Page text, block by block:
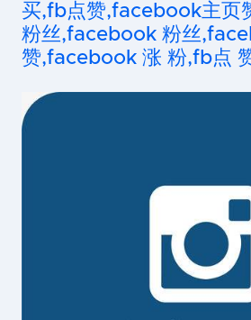
买,fb点赞,facebook主页
粉丝,facebook 粉丝
赞,facebook 涨 粉,fb点